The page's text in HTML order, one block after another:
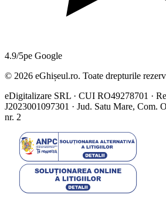
4.9/5pe Google
© 2026 eGhișeul.ro. Toate drepturile
eDigitalizare SRL · CUI RO49278701 ·
J2023001097301 · Jud. Satu Mare, Com.
nr. 2